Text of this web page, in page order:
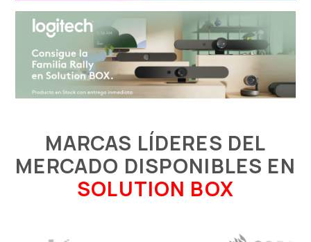
MARCAS LÍDERES DEL
MERCADO DISPONIBLES EN
SOLUTION BOX